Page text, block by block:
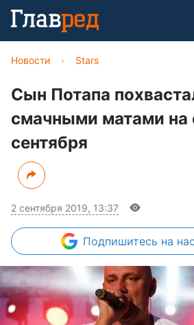
Новости › Stars
Сын Потапа
смачными матами на
сентября
2 сентября 2019, 13:37
Подпишитесь на